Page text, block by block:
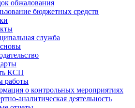
обжалования
бюджетных средств
служба
КСП
работы
о контрольных мероприятиях
аналитическая деятельность